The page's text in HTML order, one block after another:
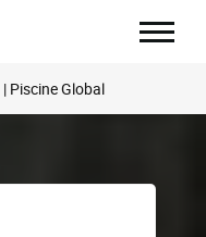
Piscine Global